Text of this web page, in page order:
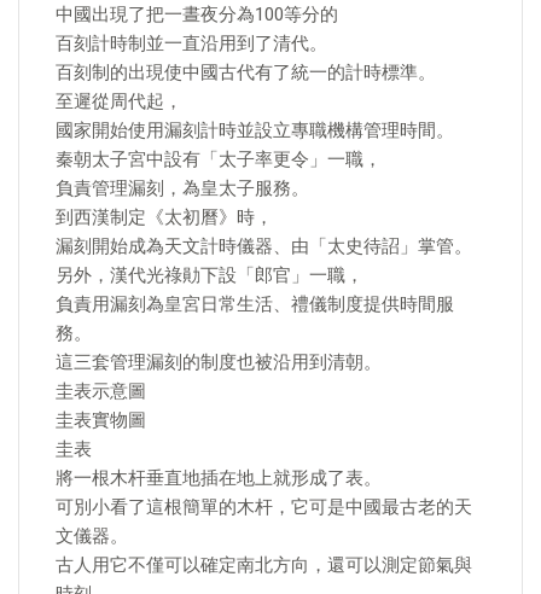
中國出現了把一晝夜分為100等分的
百刻計時制並一直沿用到了清代。
百刻制的出現使中國古代有了統一的計時標準。
至遲從周代起，
國家開始使用漏刻計時並設立專職機構管理時間。
秦朝太子宮中設有「太子率更令」一職，
負責管理漏刻，為皇太子服務。
到西漢制定《太初曆》時，
漏刻開始成為天文計時儀器、由「太史待詔」掌管。
另外，漢代光祿勛下設「郎官」一職，
負責用漏刻為皇宮日常生活、禮儀制度提供時間服
務。
這三套管理漏刻的制度也被沿用到清朝。
圭表示意圖
圭表實物圖
圭表
將一根木杆垂直地插在地上就形成了表。
可別小看了這根簡單的木杆，它可是中國最古老的天
文儀器。
古人用它不僅可以確定南北方向，還可以測定節氣與